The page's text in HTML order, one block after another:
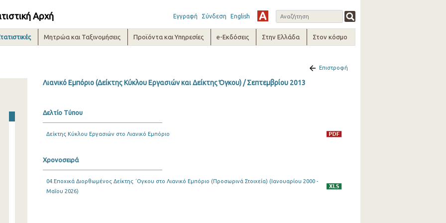
Αρχή Εγγραφή Σύνδεση English
Μητρώα και Ταξινομήσεις Προϊόντα και Υπηρεσίες e-Εκδόσεις Στην Ελλάδα Στον κόσμο
Επιστροφή
Λιανικό Εμπόριο (Δείκτης Κύκλου Εργασιών και Δείκτης Όγκου) / Σεπτεμβρίου 2013
Δελτίο Τύπου
Δείκτης Κύκλου Εργασιών στο Λιανικό Εμπόριο
Χρονοσειρά
04.Εποχικά Διορθωμένος Δείκτης ΄Ογκου στο Λιανικό Εμπόριο (Προσωρινά Στοιχεία) (Ιανουαρίου 2000 -
Μαΐου 2026)